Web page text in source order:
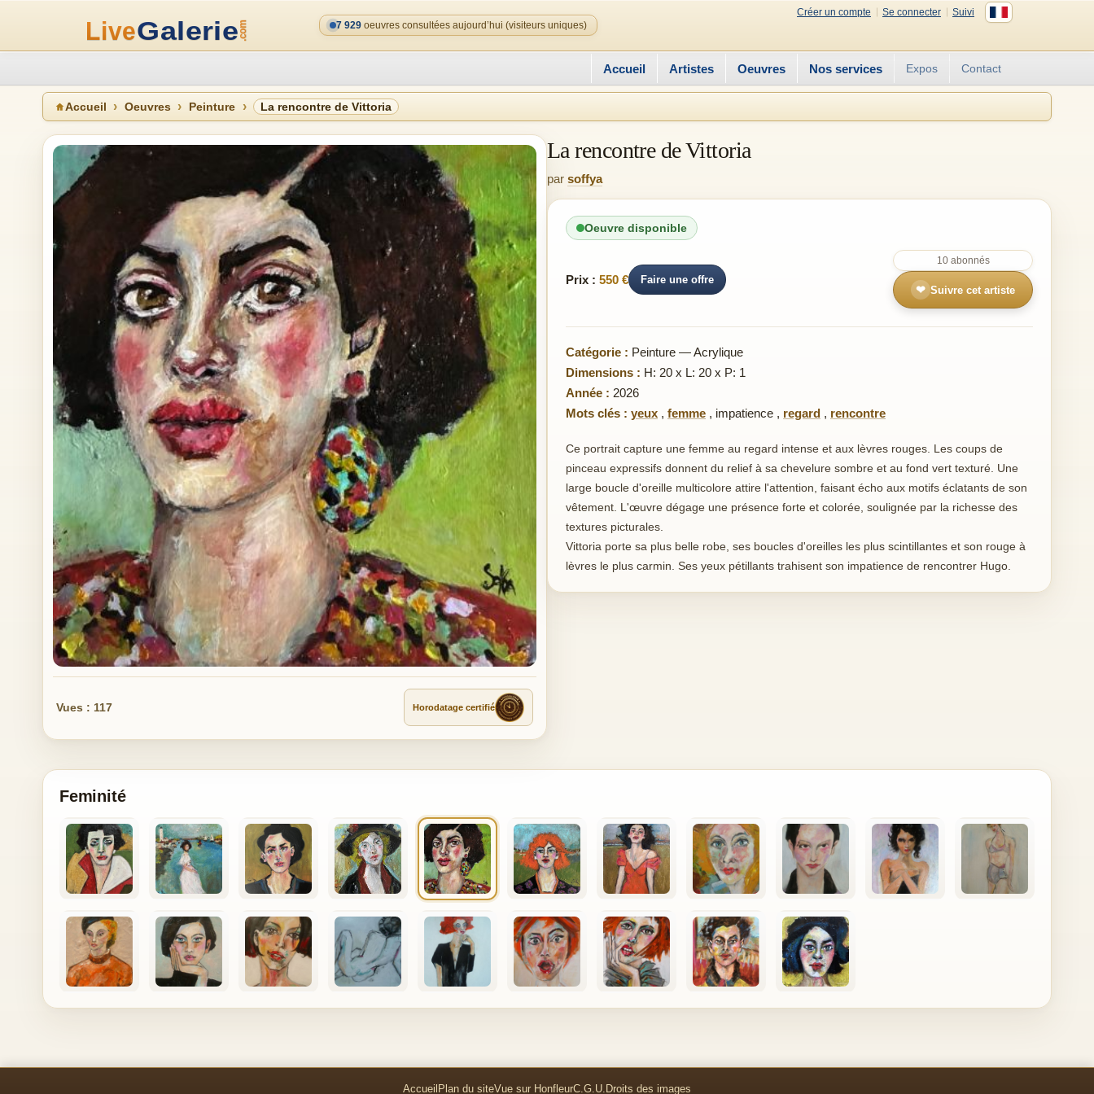
Créer un compte Se connecter
Suivi
7 929 oeuvres consultées aujourd’hui (visiteurs uniques)
Accueil Artistes Oeuvres Nos services Expos Contact
Accueil Oeuvres Peinture La rencontre de Vittoria
Vues : 117 Horodatage certifié
La rencontre de Vittoria
par soffya
Oeuvre disponible
Prix : 550 € Faire une offre
10 abonnés
❤ Suivre cet artiste
Catégorie : Peinture — Acrylique
Dimensions : H: 20 x L: 20 x P: 1
Année : 2026
Mots clés : yeux , femme , impatience , regard , rencontre
Ce portrait capture une femme au regard intense et aux lèvres rouges. Les coups de
pinceau expressifs donnent du relief à sa chevelure sombre et au fond vert texturé. Une
large boucle d'oreille multicolore attire l'attention, faisant écho aux motifs éclatants de son
vêtement. L'œuvre dégage une présence forte et colorée, soulignée par la richesse des
textures picturales.
Vittoria porte sa plus belle robe, ses boucles d'oreilles les plus scintillantes et son rouge à
lèvres le plus carmin. Ses yeux pétillants trahisent son impatience de rencontrer Hugo.
Feminité
AccueilPlan du siteVue sur HonfleurC.G.U. Droits des images